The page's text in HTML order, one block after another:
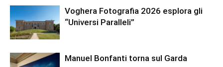
Voghera Fotografia 2026 esplora gli
“Universi Paralleli”
Manuel Bonfanti torna sul Garda